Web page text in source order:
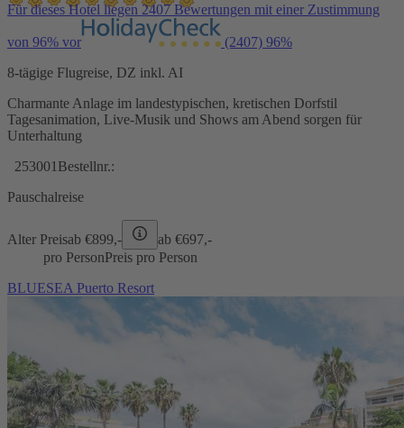
Für dieses Hotel liegen 2407 Bewertungen mit einer Zustimmung
von 96% vor (2407) 96%
8-tägige Flugreise, DZ inkl. AI
Charmante Anlage im landestypischen, kretischen Dorfstil
Tagesanimation, Live-Musik und Shows am Abend sorgen für
Unterhaltung
253001 Bestellnr.:
Pauschalreise
Alter Preisab €899,- ab €697,-
pro PersonPreis pro Person
BLUESEA Puerto Resort